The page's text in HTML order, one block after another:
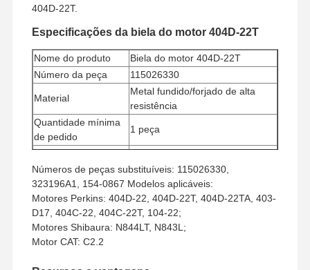
404D-22T.
Especificações da biela do motor 404D-22T
Nome do produto
Biela do motor 404D-22T
Número da peça
115026330
Material
Metal fundido/forjado de alta
resistência
Quantidade mínima
de pedido
1 peça
Método de
pagamento
Método de envio UPS/DHL/EMS/TNT/FedEx
Números de peças substituíveis: 115026330,
323196A1, 154-0867 Modelos aplicáveis:
Motores Perkins: 404D-22, 404D-22T, 404D-22TA, 403-
D17, 404C-22, 404C-22T, 104-22;
Motores Shibaura: N844LT, N843L;
Motor CAT: C2.2